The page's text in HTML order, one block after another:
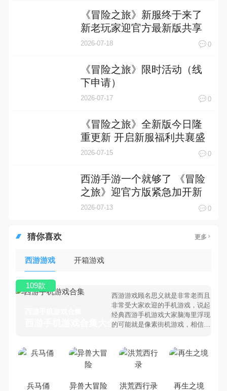
《冒险之旅》新服终于来了
新老玩家迎官方最新版共享
多重礼遇
2026-07-18 0
《冒险之旅》限时活动（线
下申请）
2026-07-17 0
《冒险之旅》全新版今日隆
重更新 开启新服福利共襄盛
举
2026-07-15 0
西游手游一个就够了 《冒险
之旅》迎官方版紧急加开新
服
2026-07-13 0
猜你喜欢 更多
西游游戏 开箱游戏
西游手机游戏合集大全 >
西游游戏顾名思义就是非常老而且
非常受大家欢迎的手机游戏，说起
经典西游手机游戏大家脑海里浮现
的可能就是像素街机游戏，相信很
游手机游戏有哪些呢？游戏今天，
乐途下载站小编芒果味的怪咖给大
集，欢迎大家前来选择下载体验
109款
兵马俑 异兽大冒险 洪荒西行录 再生之境